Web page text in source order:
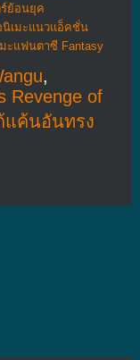
ย้อนยุค
นิเมะแนวแอ็คชั่น
ะแฟนตาซี Fantasy
,
Revenge of
แค้นอันทรง